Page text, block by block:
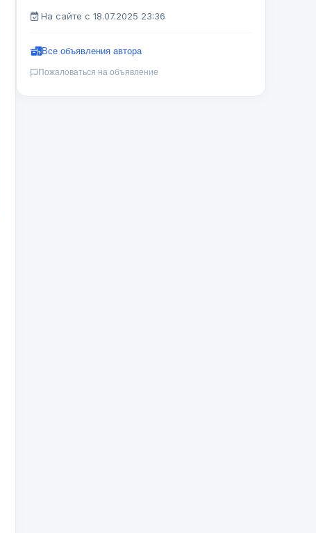
На сайте с 18.07.2025 23:36
Все объявления автора
Пожаловаться на объявление